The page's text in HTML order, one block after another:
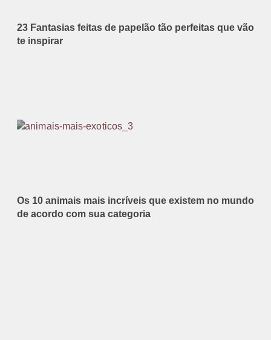
23 Fantasias feitas de papelão tão perfeitas que vão
te inspirar
Os 10 animais mais incríveis que existem no mundo
de acordo com sua categoria